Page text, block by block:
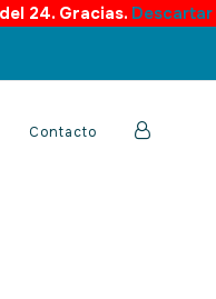
24. Gracias. Descartar
Contacto